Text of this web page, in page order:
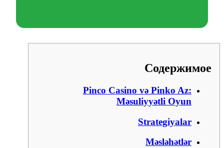
Содержимое
Pinco Casino və Pinko Az:
Məsuliyyətli Oyun
Strategiyalar
Məsləhətlər